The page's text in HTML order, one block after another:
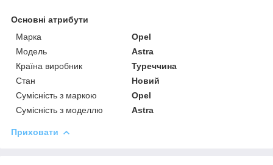
Основні атрибути
Марка
Opel
Модель
Astra
Країна виробник
Туреччина
Стан
Новий
Сумісність з маркою
Opel
Сумісність з моделлю
Astra
Приховати